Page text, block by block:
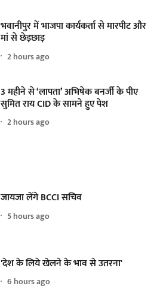
भवानीपुर में भाजपा कार्यकर्ता से मारपीट और
मां से छेड़छाड़
2 hours ago
3 महीने से ‘लापता’ अभिषेक बनर्जी के पीए
सुमित राय CID के सामने हुए पेश
2 hours ago
जायजा लेंगे BCCI सचिव
5 hours ago
'देश के लिये खेलने के भाव से उतरना'
6 hours ago